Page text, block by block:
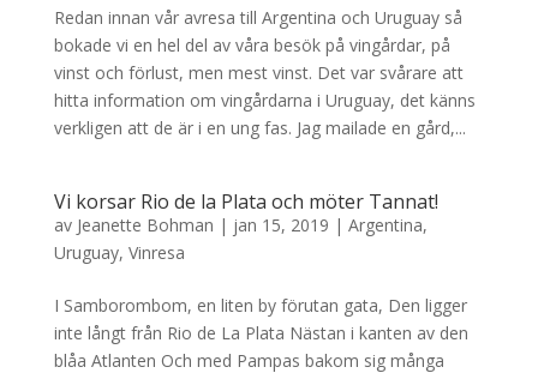
Redan innan vår avresa till Argentina och Uruguay så
bokade vi en hel del av våra besök på vingårdar, på
vinst och förlust, men mest vinst. Det var svårare att
hitta information om vingårdarna i Uruguay, det känns
verkligen att de är i en ung fas. Jag mailade en gård,...
Vi korsar Rio de la Plata och möter Tannat!
av Jeanette Bohman | jan 15, 2019 | Argentina,
Uruguay, Vinresa
I Samborombom, en liten by förutan gata, Den ligger
inte långt från Rio de La Plata Nästan i kanten av den
blåa Atlanten Och med Pampas bakom sig många